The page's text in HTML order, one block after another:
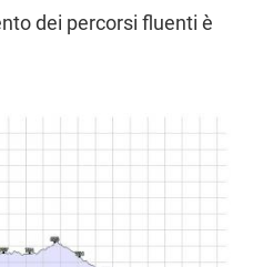
dei percorsi fluenti è